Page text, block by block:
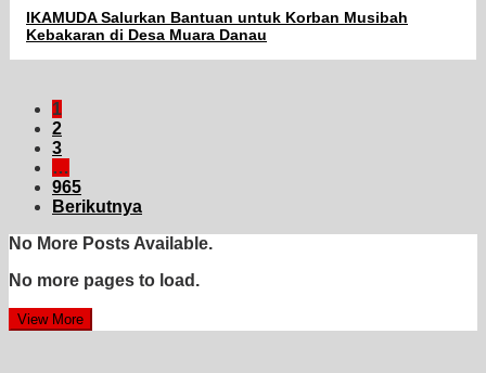
IKAMUDA Salurkan Bantuan untuk Korban Musibah
Kebakaran di Desa Muara Danau
1
2
3
…
965
Berikutnya
No More Posts Available.
No more pages to load.
View More